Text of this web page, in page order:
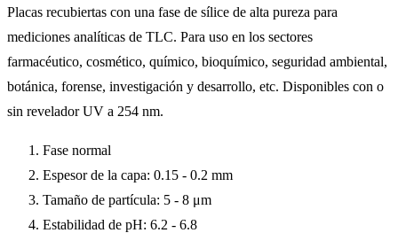
Placas recubiertas con una fase de sílice de alta pureza para
mediciones analíticas de TLC. Para uso en los sectores
farmacéutico, cosmético, químico, bioquímico, seguridad ambiental,
botánica, forense, investigación y desarrollo, etc. Disponibles con o
sin revelador UV a 254 nm.
Fase normal
Espesor de la capa: 0.15 - 0.2 mm
Tamaño de partícula: 5 - 8 μm
Estabilidad de pH: 6.2 - 6.8